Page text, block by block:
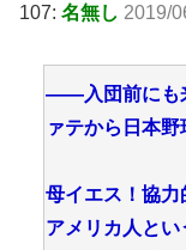
107: 名無し 2019/
――入団前にも
ァテから日本
母イエス！協力
アメリカ人と